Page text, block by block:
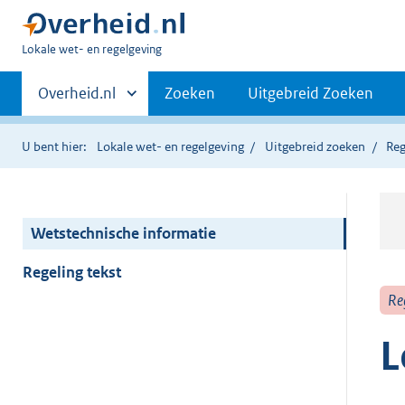
U
hier:
Lokale wet- en regelgeving
Primaire
navigatie
Andere
sites
binnen
Overheid.nl Zoeken Uitgebreid Zoeken
U bent hier: Lokale wet- en regelgeving Uitgebreid zoeken
Wetstechnische informatie
Regeling tekst